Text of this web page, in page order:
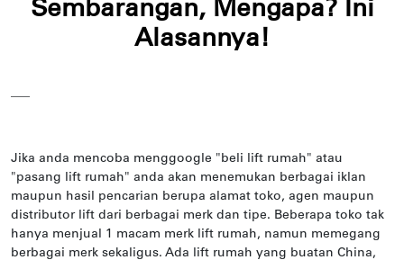
Sembarangan, Mengapa? Ini
Alasannya!
Jika anda mencoba menggoogle "beli lift rumah" atau
"pasang lift rumah" anda akan menemukan berbagai iklan
maupun hasil pencarian berupa alamat toko, agen maupun
distributor lift dari berbagai merk dan tipe. Beberapa toko tak
hanya menjual 1 macam merk lift rumah, namun memegang
berbagai merk sekaligus. Ada lift rumah yang buatan China,